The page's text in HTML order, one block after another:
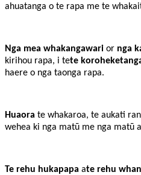
ahuatanga o te rapa me te
Nga mea whakangawari or nga
kirihou rapa, i tete
haere o nga taonga rapa.
Huaora te whakaroa, te aukati
wehea ki nga matū me nga matū
Te rehu hukapapa ate rehu